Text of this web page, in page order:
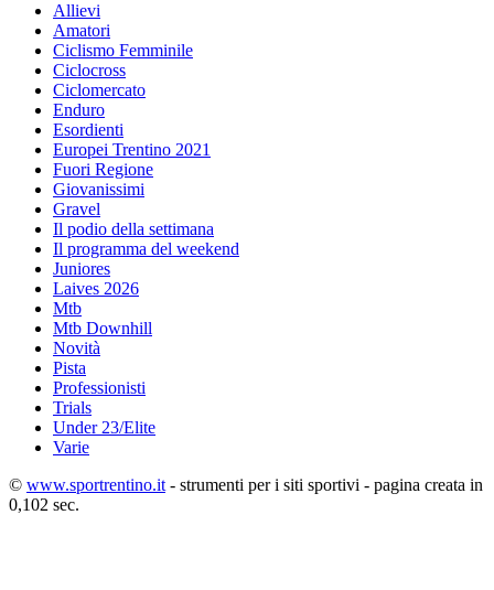
Allievi
Amatori
Ciclismo Femminile
Ciclocross
Ciclomercato
Enduro
Esordienti
Europei Trentino 2021
Fuori Regione
Giovanissimi
Gravel
Il podio della settimana
Il programma del weekend
Juniores
Laives 2026
Mtb
Mtb Downhill
Novità
Pista
Professionisti
Trials
Under 23/Elite
Varie
© www.sportrentino.it- strumenti per i siti sportivi - pagina creata in
0,102 sec.